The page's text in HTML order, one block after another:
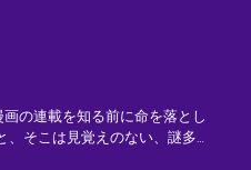
連載を知る前に命を落とし
そこは見覚えのない、謎多き
ンズを探す少女の物語。